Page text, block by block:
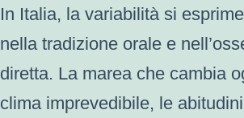
In Italia, la variabilità si
nella tradizione orale e
diretta. La marea che cambia
clima imprevedibile, le